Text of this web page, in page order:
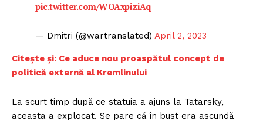
pic.twitter.com/WOAxpiziAq
— Dmitri (@wartranslated) April 2, 2023
Citește și: Ce aduce nou proaspătul concept de
politică externă al Kremlinului
La scurt timp după ce statuia a ajuns la Tatarsky,
aceasta a explocat. Se pare că în bust era ascundă